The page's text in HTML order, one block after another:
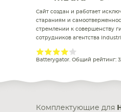
Сайт создан и работает
стараниям и
стремлении к совершенству
сотрудников агентства
Batterygator. Общий рейтинг: 3
Комплектующие для